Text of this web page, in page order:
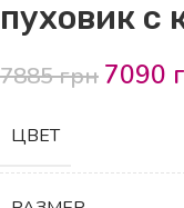
пуховик с
7885грн 7090
ЦВЕТ